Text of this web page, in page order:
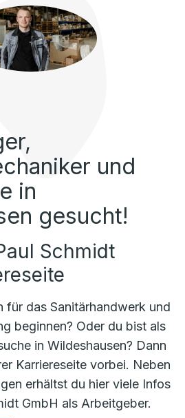
und
in
gesucht!
Schmidt
für das Sanitärhandwerk und
beginnen? Oder du bist als
in Wildeshausen? Dann
Karriereseite vorbei. Neben
erhältst du hier viele Infos
GmbH als Arbeitgeber.